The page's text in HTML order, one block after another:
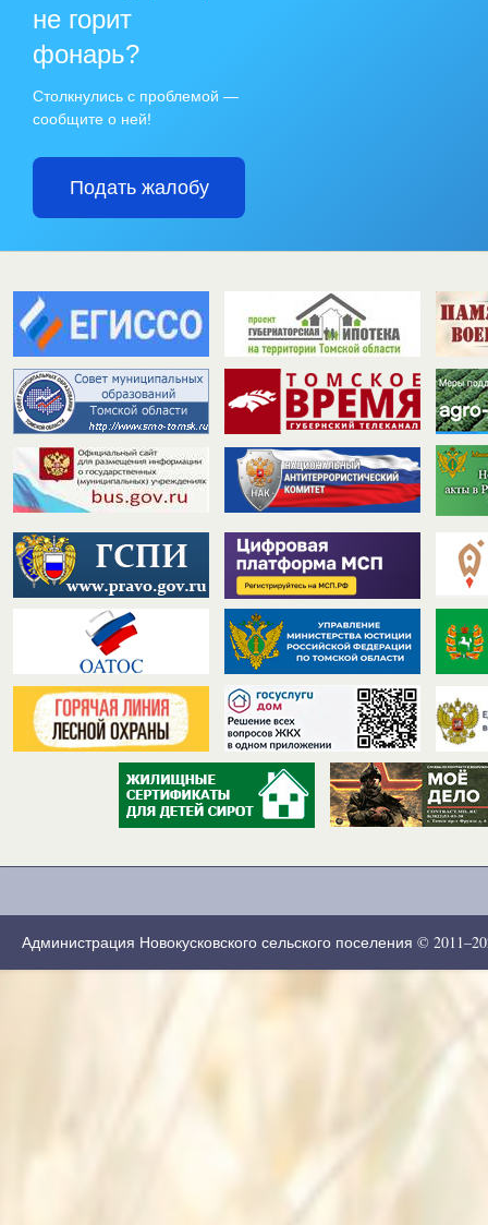
не горит
фонарь?
Столкнулись с проблемой —
сообщите о ней!
Подать жалобу
Администрация Новокусковского сельского поселения ©